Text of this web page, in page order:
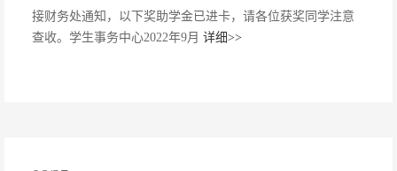
接财务处通知，以下奖助学金已进卡，请各位获奖同学注意
查收。学生事务中心2022年9月 详细>>